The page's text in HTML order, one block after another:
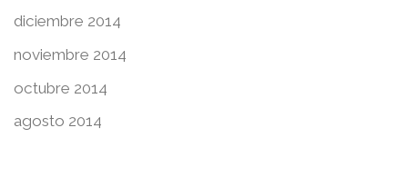
diciembre 2014
noviembre 2014
octubre 2014
agosto 2014